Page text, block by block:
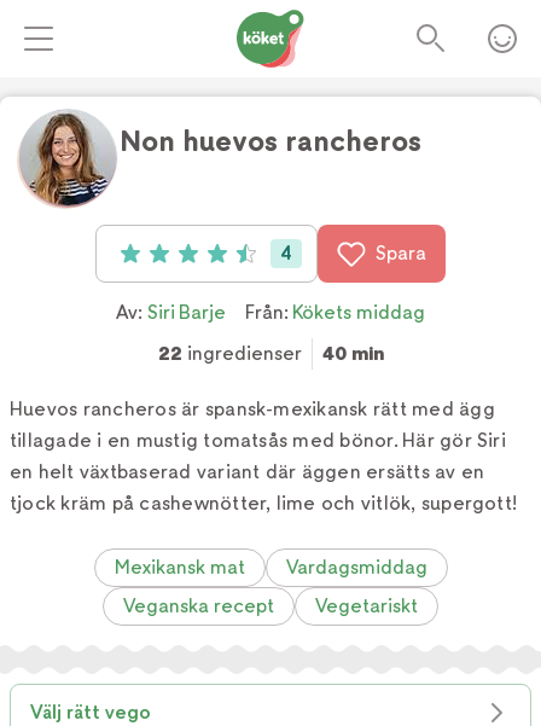
Non huevos rancheros
Betyg: 4.5 av 5 (4 röster)
4 Spara
Av: Siri Barje Från: Kökets middag
22 ingredienser 40 min
Huevos rancheros är spansk-mexikansk rätt med ägg
tillagade i en mustig tomatsås med bönor. Här gör Siri
en helt växtbaserad variant där äggen ersätts av en
tjock kräm på cashewnötter, lime och vitlök, supergott!
Mexikansk mat
Vardagsmiddag
Veganska recept
Vegetariskt
Välj rätt vego